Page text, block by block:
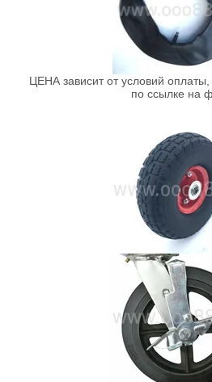
ЦЕНА зависит от условий
по ссылке на